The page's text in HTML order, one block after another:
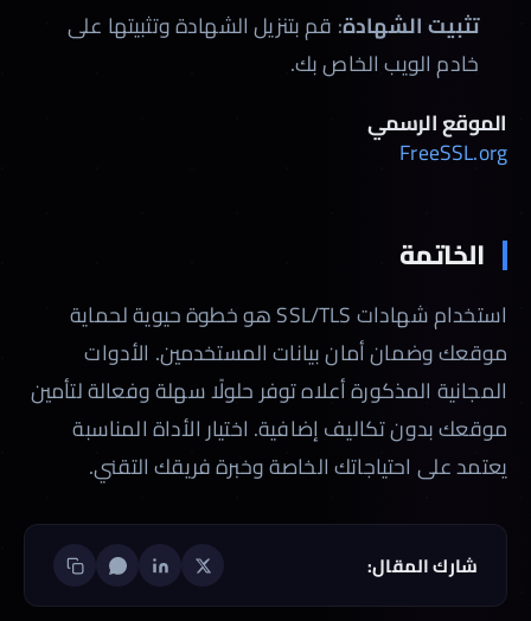
تثبيت الشهادة: قم بتنزيل الشهادة وتثبيتها على
خادم الويب الخاص بك.
الموقع الرسمي
FreeSSL.org
الخاتمة
استخدام شهادات SSL/TLS هو خطوة حيوية لحماية
موقعك وضمان أمان بيانات المستخدمين. الأدوات
المجانية المذكورة أعلاه توفر حلولًا سهلة وفعالة لتأمين
موقعك بدون تكاليف إضافية. اختيار الأداة المناسبة
يعتمد على احتياجاتك الخاصة وخبرة فريقك التقني.
شارك المقال: